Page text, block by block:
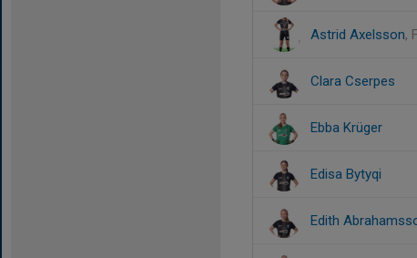
Astrid Axelsson,
Clara Cserpes
Ebba Krüger
Edisa Bytyqi
Edith